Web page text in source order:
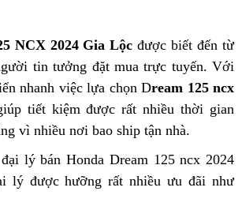
NCX 2024 Gia Lộc được biết đến từ
tin tưởng đặt mua trực tuyến. Với
nhanh việc lựa chọn Dream 125 ncx
tiết kiệm được rất nhiều thời gian
vì nhiều nơi bao ship tận nhà.
lý bán Honda Dream 125 ncx 2024
lý được hưỡng rất nhiều ưu đãi như